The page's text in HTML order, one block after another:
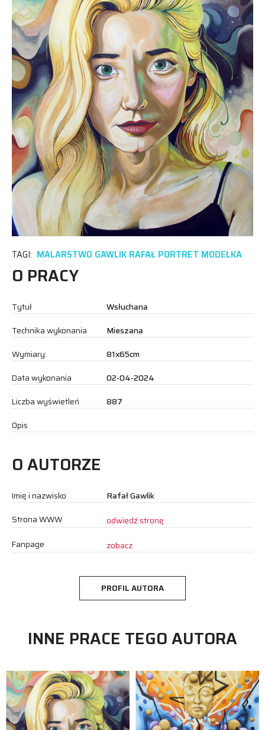
TAGI: MALARSTWO GAWLIK RAFAŁ PORTRET MODELKA
O PRACY
Tytuł
Wsłuchana
Technika wykonania
Mieszana
Wymiary:
81x65cm
Data wykonania
02-04-2024
Liczba wyświetleń
887
Opis
O AUTORZE
Imię i nazwisko
Rafał Gawlik
Strona WWW
odwiedź stronę
Fanpage
zobacz
PROFIL AUTORA
INNE PRACE TEGO AUTORA